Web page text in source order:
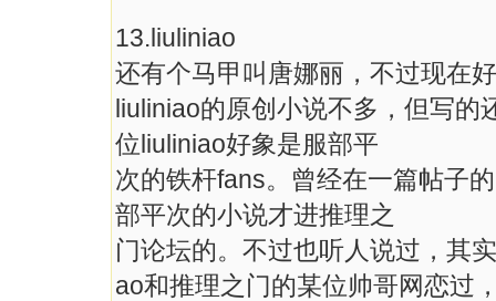
13.liuliniao
还有个马甲叫唐娜丽，不过现在
liuliniao的原创小说不多，但写的
位liuliniao好象是服部平
次的铁杆fans。曾经在一篇帖子
部平次的小说才进推理之
门论坛的。不过也听人说过，其
ao和推理之门的某位帅哥网恋过